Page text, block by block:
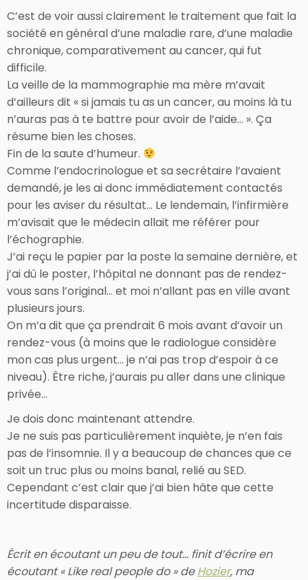
C’est de voir aussi clairement le traitement que fait la
société en général d’une maladie rare, d’une maladie
chronique, comparativement au cancer, qui fut
difficile.
La veille de la mammographie ma mère m’avait
d’ailleurs dit « si jamais tu as un cancer, au moins là tu
n’auras pas à te battre pour avoir de l’aide… ». Ça
résume bien les choses.
Fin de la saute d’humeur.
Comme l’endocrinologue et sa secrétaire l’avaient
demandé, je les ai donc immédiatement contactés
pour les aviser du résultat… Le lendemain, l’infirmière
m’avisait que le médecin allait me référer pour
l’échographie.
J’ai reçu le papier par la poste la semaine dernière, et
j’ai dû le poster, l’hôpital ne donnant pas de rendez-
vous sans l’original… et moi n’allant pas en ville avant
plusieurs jours.
On m’a dit que ça prendrait 6 mois avant d’avoir un
rendez-vous (à moins que le radiologue considère
mon cas plus urgent… je n’ai pas trop d’espoir à ce
niveau). Être riche, j’aurais pu aller dans une clinique
privée…
Je dois donc maintenant attendre.
Je ne suis pas particulièrement inquiète, je n’en fais
pas de l’insomnie. Il y a beaucoup de chances que ce
soit un truc plus ou moins banal, relié au SED.
Cependant c’est clair que j’ai bien hâte que cette
incertitude disparaisse.
Écrit en écoutant un peu de tout… finit d’écrire en
écoutant « Like real people do » deHozier, ma